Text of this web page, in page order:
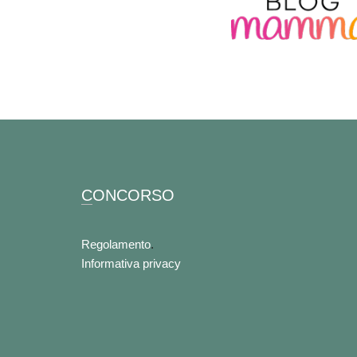
CONCORSO
Regolamento.
Informativa privacy